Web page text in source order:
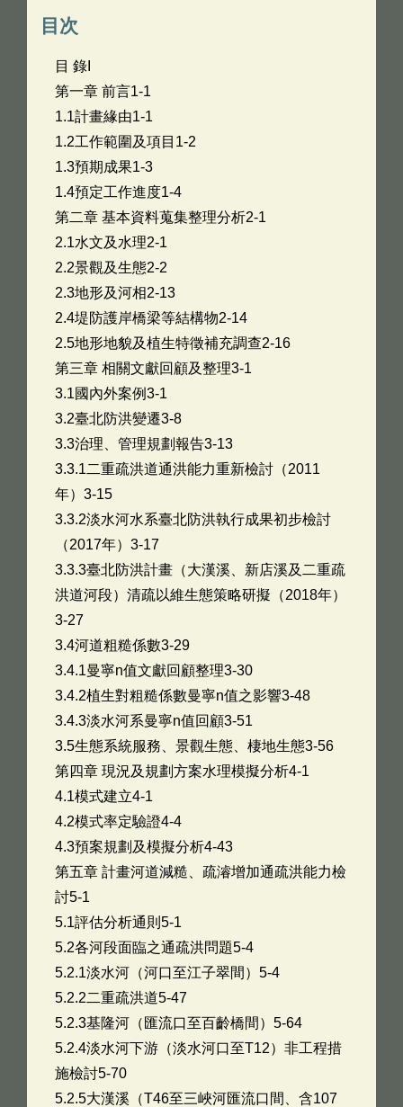
目次
目 錄I
第一章 前言1-1
1.1計畫緣由1-1
1.2工作範圍及項目1-2
1.3預期成果1-3
1.4預定工作進度1-4
第二章 基本資料蒐集整理分析2-1
2.1水文及水理2-1
2.2景觀及生態2-2
2.3地形及河相2-13
2.4堤防護岸橋梁等結構物2-14
2.5地形地貌及植生特徵補充調查2-16
第三章 相關文獻回顧及整理3-1
3.1國內外案例3-1
3.2臺北防洪變遷3-8
3.3治理、管理規劃報告3-13
3.3.1二重疏洪道通洪能力重新檢討（2011
年）3-15
3.3.2淡水河水系臺北防洪執行成果初步檢討
（2017年）3-17
3.3.3臺北防洪計畫（大漢溪、新店溪及二重疏
洪道河段）清疏以維生態策略研擬（2018年）
3-27
3.4河道粗糙係數3-29
3.4.1曼寧n值文獻回顧整理3-30
3.4.2植生對粗糙係數曼寧n值之影響3-48
3.4.3淡水河系曼寧n值回顧3-51
3.5生態系統服務、景觀生態、棲地生態3-56
第四章 現況及規劃方案水理模擬分析4-1
4.1模式建立4-1
4.2模式率定驗證4-4
4.3預案規劃及模擬分析4-43
第五章 計畫河道減糙、疏濬增加通疏洪能力檢
討5-1
5.1評估分析通則5-1
5.2各河段面臨之通疏洪問題5-4
5.2.1淡水河（河口至江子翠間）5-4
5.2.2二重疏洪道5-47
5.2.3基隆河（匯流口至百齡橋間）5-64
5.2.4淡水河下游（淡水河口至T12）非工程措
施檢討5-70
5.2.5大漢溪（T46至三峽河匯流口間、含107